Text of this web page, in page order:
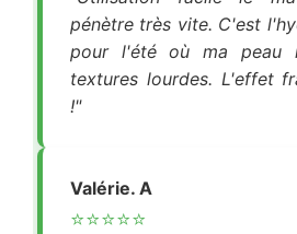
pénètre très vite. C'est
pour l'été où ma peau
textures lourdes. L'effet
!"
Valérie. A
⭐⭐⭐⭐⭐